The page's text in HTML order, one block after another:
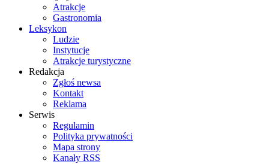
Atrakcje
Gastronomia
Leksykon
Ludzie
Instytucje
Atrakcje turystyczne
Redakcja
Zgłoś newsa
Kontakt
Reklama
Serwis
Regulamin
Polityka prywatności
Mapa strony
Kanały RSS